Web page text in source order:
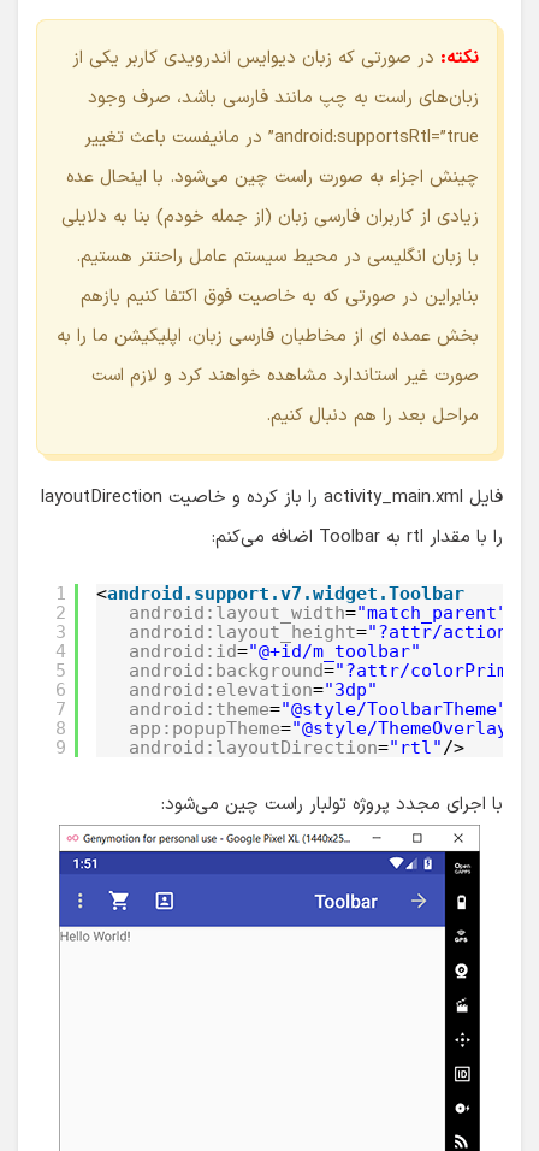
نکته: در صورتی که زبان دیوایس اندرویدی کاربر یکی از
زبان‌های راست به چپ مانند فارسی باشد، صرف وجود
android:supportsRtl=”true” در مانیفست باعث تغییر
چینش اجزاء به صورت راست چین می‌شود. با اینحال عده
زیادی از کاربران فارسی زبان (از جمله خودم) بنا به دلایلی
با زبان انگلیسی در محیط سیستم عامل راحتتر هستیم.
بنابراین در صورتی که به خاصیت فوق اکتفا کنیم بازهم
بخش عمده ای از مخاطبان فارسی زبان، اپلیکیشن ما را به
صورت غیر استاندارد مشاهده خواهند کرد و لازم است
مراحل بعد را هم دنبال کنیم.
فایل activity_main.xml را باز کرده و خاصیت layoutDirection
را با مقدار rtl به Toolbar اضافه می‌کنم:
1
2
3
4
5
6
7
8
9
<android.support.v7.widget.Toolbar
android:layout_width="match_parent"
android:layout_height="?attr/
android:id="@+id/m_toolbar"
android:background="?attr/
android:elevation="3dp"
android:theme="@style/ToolbarTheme"
app:popupTheme="@style/
android:layoutDirection="rtl"/>
با اجرای مجدد پروژه تولبار راست چین می‌شود: